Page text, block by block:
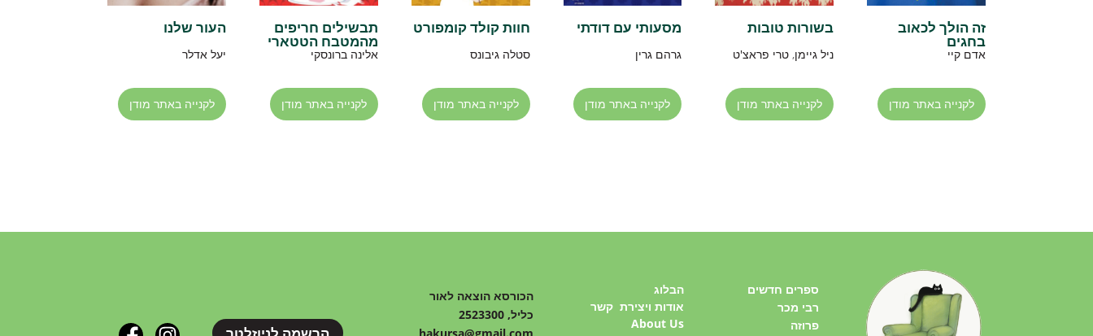
זה הולך לכאוב
בחגים
אדם קיי
לקנייה באתר מודן
בשורות טובות
ניל גיימן, טרי פראצ'ט
לקנייה באתר מודן
מסעותי עם דודתי
גרהם גרין
לקנייה באתר מודן
חוות קולד קומפורט
סטלה גיבונס
לקנייה באתר מודן
תבשילים חריפים
מהמטבח הטטארי
אלינה ברונסקי
לקנייה באתר מודן
העור שלנו
יעל אדלר
לקנייה באתר מודן
הכורסא הוצאה לאור
כליל, 2523300
hakursa@gmail.com
הבלוג
אודות ויצירת קשר
About Us
ספרים חדשים
רבי מכר
פרוזה